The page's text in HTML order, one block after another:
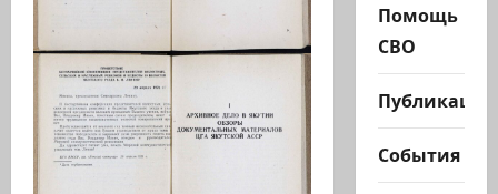
Помощь
СВО
Публикации
События